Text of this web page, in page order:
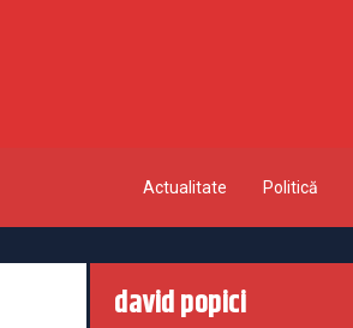
Actualitate Politică
david popici